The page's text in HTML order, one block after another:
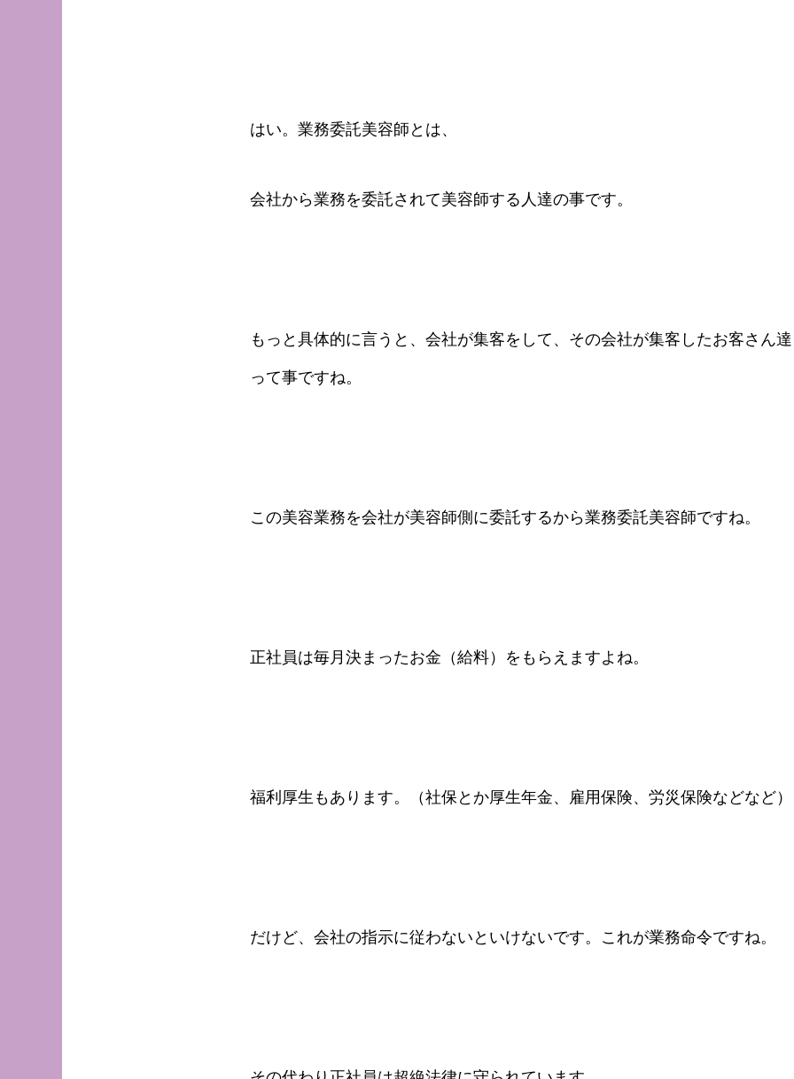
はい。業務委託美容師とは、
会社から業務を委託されて美容師する人達の事です。
もっと具体的に言うと、会社が集客をして、その会社が集客したお客さん
って事ですね。
この美容業務を会社が美容師側に委託するから業務委託美容師ですね。
正社員は毎月決まったお金（給料）をもらえますよね。
福利厚生もあります。（社保とか厚生年金、雇用保険、労災保険などなど）
だけど、会社の指示に従わないといけないです。これが業務命令ですね。